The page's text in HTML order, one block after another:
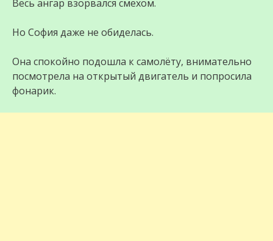
Весь ангар взорвался смехом.
Но София даже не обиделась.
Она спокойно подошла к самолёту, внимательно
посмотрела на открытый двигатель и попросила
фонарик.